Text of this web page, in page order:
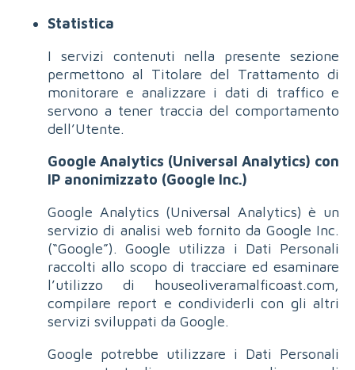
Statistica
I servizi contenuti nella presente sezione
permettono al Titolare del Trattamento di
monitorare e analizzare i dati di traffico e
servono a tener traccia del comportamento
dell’Utente.
Google Analytics (Universal Analytics) con
IP anonimizzato (Google Inc.)
Google Analytics (Universal Analytics) è un
servizio di analisi web fornito da Google Inc.
(“Google”). Google utilizza i Dati Personali
raccolti allo scopo di tracciare ed esaminare
l’utilizzo di houseoliveramalficoast.com,
compilare report e condividerli con gli altri
servizi sviluppati da Google.
Google potrebbe utilizzare i Dati Personali